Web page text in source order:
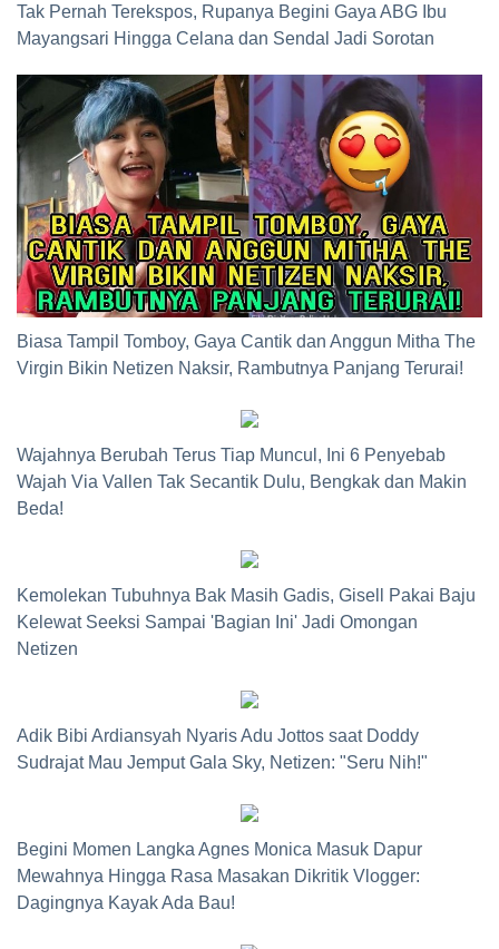
Tak Pernah Terekspos, Rupanya Begini Gaya ABG Ibu
Mayangsari Hingga Celana dan Sendal Jadi Sorotan
Biasa Tampil Tomboy, Gaya Cantik dan Anggun Mitha The
Virgin Bikin Netizen Naksir, Rambutnya Panjang Terurai!
Wajahnya Berubah Terus Tiap Muncul, Ini 6 Penyebab
Wajah Via Vallen Tak Secantik Dulu, Bengkak dan Makin
Beda!
Kemolekan Tubuhnya Bak Masih Gadis, Gisell Pakai Baju
Kelewat Seeksi Sampai 'Bagian Ini' Jadi Omongan
Netizen
Adik Bibi Ardiansyah Nyaris Adu Jottos saat Doddy
Sudrajat Mau Jemput Gala Sky, Netizen: "Seru Nih!"
Begini Momen Langka Agnes Monica Masuk Dapur
Mewahnya Hingga Rasa Masakan Dikritik Vlogger:
Dagingnya Kayak Ada Bau!